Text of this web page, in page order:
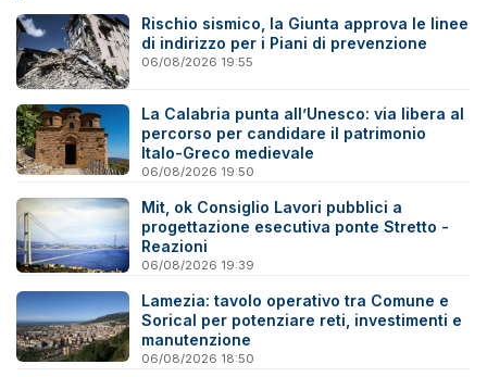
Rischio sismico, la Giunta approva le linee
di indirizzo per i Piani di prevenzione
06/08/2026 19:55
La Calabria punta all’Unesco: via libera al
percorso per candidare il patrimonio
Italo-Greco medievale
06/08/2026 19:50
Mit, ok Consiglio Lavori pubblici a
progettazione esecutiva ponte Stretto -
Reazioni
06/08/2026 19:39
Lamezia: tavolo operativo tra Comune e
Sorical per potenziare reti, investimenti e
manutenzione
06/08/2026 18:50